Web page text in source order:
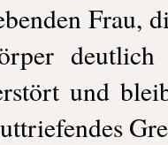
Frau,
und